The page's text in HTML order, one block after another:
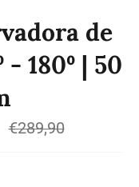
de
180º | 50
Preço
normal
€289,90